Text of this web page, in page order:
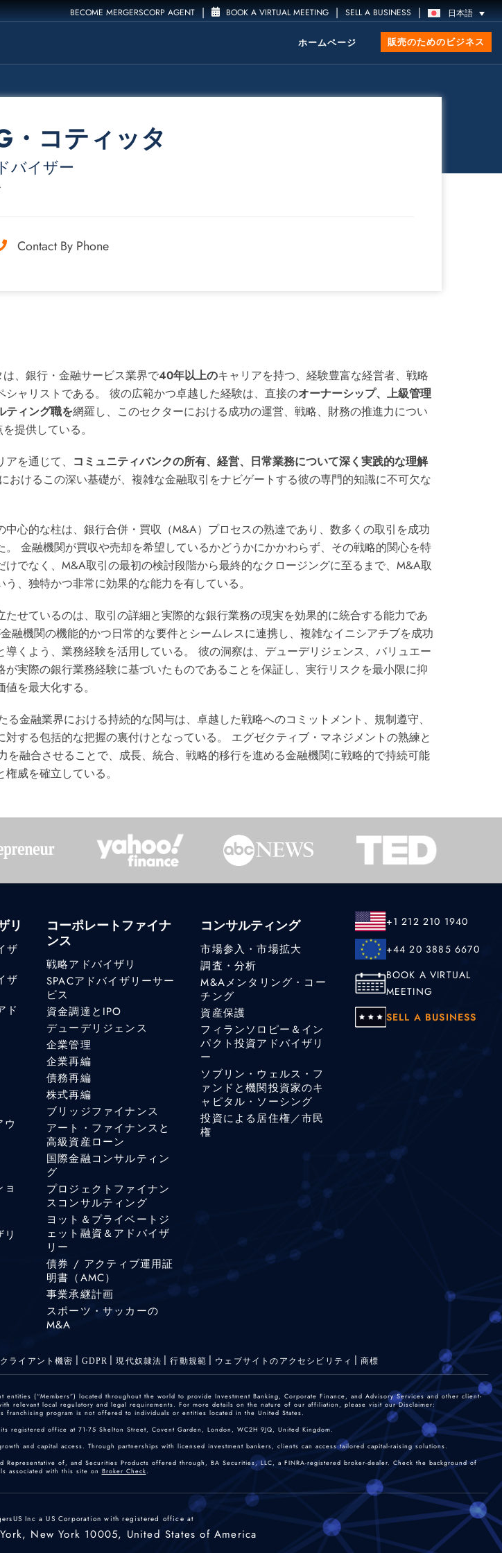
BECOME MERGERSCORP AGENT | BOOK A VIRTUAL MEETING | SELL A BUSINESS | 日本語
ホームページ 販売のためのビジネス
・コティッタ
バイザー
Contact By Phone
、銀行・金融サービス業界で40年以上のキャリアを持つ、経験豊富な経営者、戦略
シャリストである。 彼の広範かつ卓越した経験は、直接のオーナーシップ、上級管理
ティング職を網羅し、このセクターにおける成功の運営、戦略、財務の推進力につい
提供している。
を通じて、 コミュニティバンクの所有、経営、日常業務について深く実践的な理解
おけるこの深い基礎が、複雑な金融取引をナビゲートする彼の専門的知識に不可欠な
中心的な柱は、銀行合併・買収（M&A）プロセスの熟達であり、数多くの取引を成功
。 金融機関が買収や売却を希望しているかどうかにかかわらず、その戦略的関心を特
けでなく、M&A取引の最初の検討段階から最終的なクロージングに至るまで、M&A取
、独特かつ非常に効果的な能力を有している。
たせているのは、取引の詳細と実際的な銀行業務の現実を効果的に統合する能力であ
融機関の機能的かつ日常的な要件とシームレスに連携し、複雑なイニシアチブを成功
導くよう、業務経験を活用している。 彼の洞察は、デューデリジェンス、バリュエー
が実際の銀行業務経験に基づいたものであることを保証し、実行リスクを最小限に抑
を最大化する。
る金融業界における持続的な関与は、卓越した戦略へのコミットメント、規制遵守、
対する包括的な把握の裏付けとなっている。 エグゼクティブ・マネジメントの熟練と
を融合させることで、成長、統合、戦略的移行を進める金融機関に戦略的で持続可能
威を確立している。
リ
ザ
ザ
ド
ウ
コーポレートファイナ
ンス
戦略アドバイザリ
SPACアドバイザリーサー
ビス
資金調達とIPO
デューデリジェンス
企業管理
企業再編
債務再編
株式再編
ブリッジファイナンス
アート・ファイナンスと
高級資産ローン
国際金融コンサルティン
グ
プロジェクトファイナン
スコンサルティング
ヨット＆プライベートジ
ェット融資＆アドバイザ
リー
債券 / アクティブ運用証
明書（AMC）
事業承継計画
スポーツ・サッカーの
M&A
コンサルティング
市場参入・市場拡大
調査・分析
M&Aメンタリング・コー
チング
資産保護
フィランソロピー＆イン
パクト投資アドバイザリ
ー
ソブリン・ウェルス・フ
ァンドと機関投資家のキ
ャピタル・ソーシング
投資による居住権／市民
権
+1 212 210 1940
+44 20 3885 6670
BOOK A VIRTUAL
MEETING
SELL A BUSINESS
クライアント機密 GDPR 現代奴隷法 行動規範 ウェブサイトのアクセシビリティ 商標
(“Members”) located throughout the world to provide Investment Banking, Corporate Finance, and Advisory Services and other client-
relevant local regulatory and legal requirements. For more details on the nature of our affiliation, please visit our Disclaimer:
franchising program is not offered to individuals or entities located in the United States.
registered office at 71-75 Shelton Street, Covent Garden, London, WC2H 9JQ, United Kingdom.
and capital access. Through partnerships with licensed investment bankers, clients can access tailored capital-raising solutions.
of, and Securities Products offered through, BA Securities, LLC, a FINRA-registered broker-dealer. Check the background of
associated with this site on Broker Check.
Inc a US Corporation with registered office at
New York 10005, United States of America